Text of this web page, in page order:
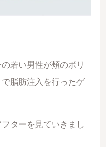
若い男性が頬のボリ
脂肪注入を行ったゲ
ターを見ていきまし